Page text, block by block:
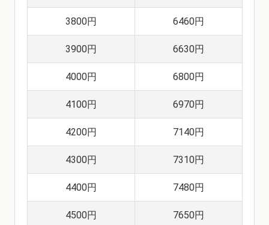
3800円 6460円
3900円 6630円
4000円 6800円
4100円 6970円
4200円 7140円
4300円 7310円
4400円 7480円
4500円 7650円